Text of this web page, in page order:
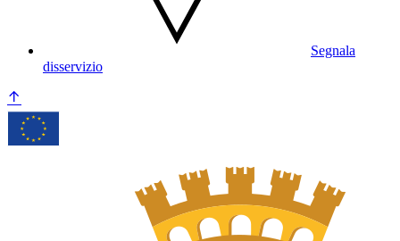
Segnala
disservizio